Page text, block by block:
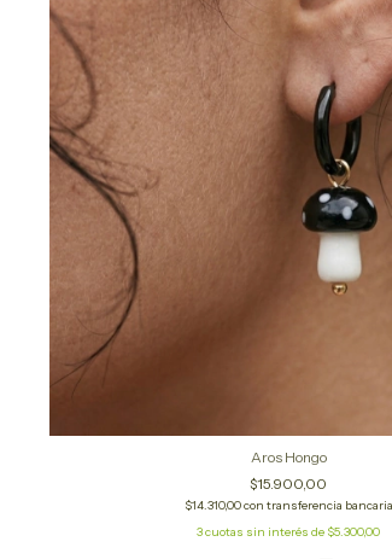
Aros Hongo
$15.900,00
$14.310,00con transferencia bancaria
3cuotas sin interés de $5.300,00